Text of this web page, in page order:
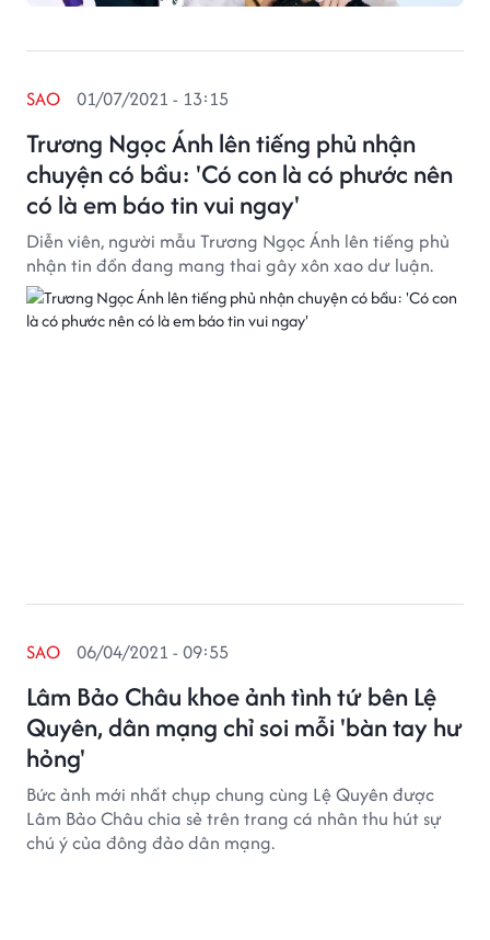
Trương Ngọc Ánh lên tiếng phủ nhận
chuyện có bầu: 'Có con là có phước nên
có là em báo tin vui ngay'
SAO 01/07/2021 - 13:15
Diễn viên, người mẫu Trương Ngọc Ánh lên tiếng phủ
nhận tin đồn đang mang thai gây xôn xao dư luận.
Lâm Bảo Châu khoe ảnh tình tứ bên Lệ
Quyên, dân mạng chỉ soi mỗi 'bàn tay hư
hỏng'
SAO 06/04/2021 - 09:55
Bức ảnh mới nhất chụp chung cùng Lệ Quyên được
Lâm Bảo Châu chia sẻ trên trang cá nhân thu hút sự
chú ý của đông đảo dân mạng.